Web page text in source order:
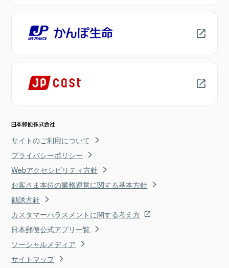
サイトのご利用について
プライバシーポリシー
Webアクセシビリティ方針
お客さま本位の業務運営に関する基本方針
勧誘方針
カスタマーハラスメントに関する考え方
日本郵便公式アプリ一覧
ソーシャルメディア
サイトマップ